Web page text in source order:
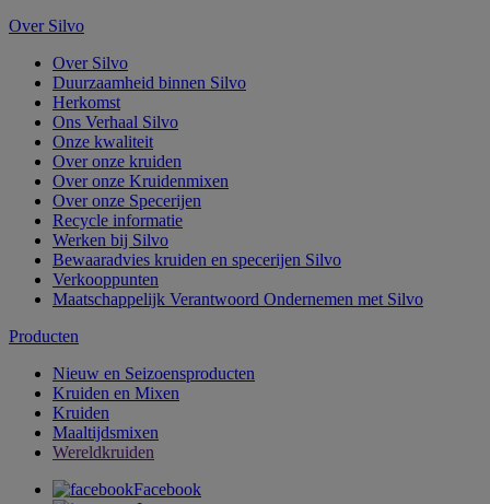
Over Silvo
Over Silvo
Duurzaamheid binnen Silvo
Herkomst
Ons Verhaal Silvo
Onze kwaliteit
Over onze kruiden
Over onze Kruidenmixen
Over onze Specerijen
Recycle informatie
Werken bij Silvo
Bewaaradvies kruiden en specerijen Silvo
Verkooppunten
Maatschappelijk Verantwoord Ondernemen met Silvo
Producten
Nieuw en Seizoensproducten
Kruiden en Mixen
Kruiden
Maaltijdsmixen
Wereldkruiden
Facebook